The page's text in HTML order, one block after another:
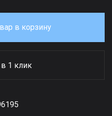
в корзину
1 клик